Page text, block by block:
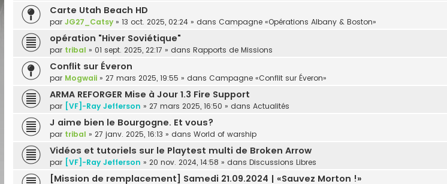
Carte Utah Beach HD
par JG27_Catsy » 13 oct. 2025, 02:24 » dans Campagne «Opérations Albany & Boston»
opération "Hiver Soviétique"
par tribal » 01 sept. 2025, 22:17 » dans Rapports de Missions
Conflit sur Éveron
par Mogwaii » 27 mars 2025, 19:55 » dans Campagne «Conflit sur Éveron»
ARMA REFORGER Mise à Jour 1.3 Fire Support
par [VF]-Ray Jefferson » 27 mars 2025, 16:50 » dans Actualités
J aime bien le Bourgogne. Et vous?
par tribal » 27 janv. 2025, 16:13 » dans World of warship
Vidéos et tutoriels sur le Playtest multi de Broken Arrow
par [VF]-Ray Jefferson » 20 nov. 2024, 14:58 » dans Discussions Libres
[Mission de remplacement] Samedi 21.09.2024 | «Sauvez Morton !»